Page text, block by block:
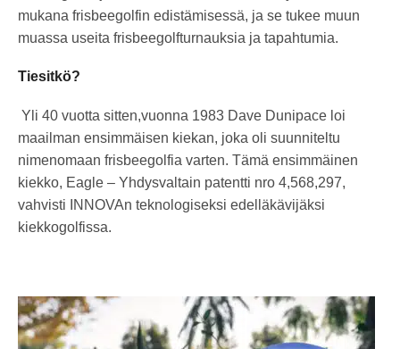
mukana frisbeegolfin edistämisessä, ja se tukee muun
muassa useita frisbeegolfturnauksia ja tapahtumia.
Tiesitkö?
Yli 40 vuotta sitten,vuonna 1983 Dave Dunipace loi
maailman ensimmäisen kiekan, joka oli suunniteltu
nimenomaan frisbeegolfia varten. Tämä ensimmäinen
kiekko, Eagle – Yhdysvaltain patentti nro 4,568,297,
vahvisti INNOVAn teknologiseksi edelläkävijäksi
kiekkogolfissa.